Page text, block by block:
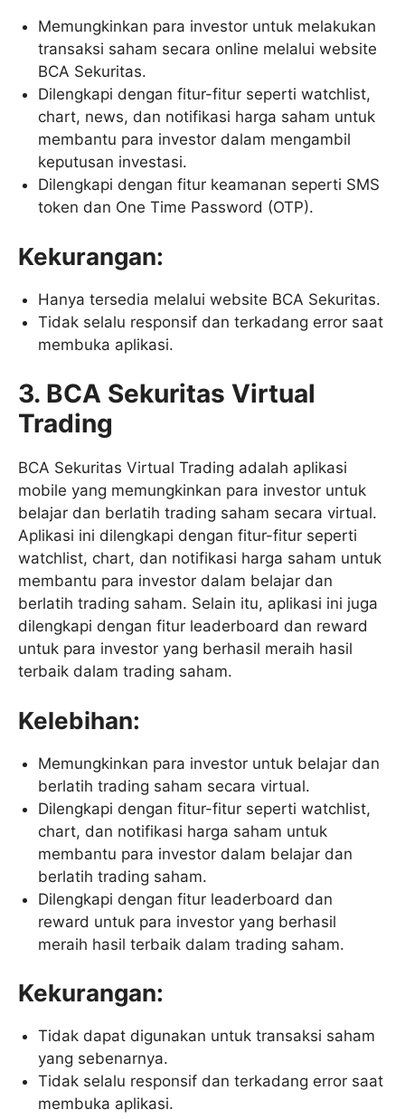
Memungkinkan para investor untuk melakukan
transaksi saham secara online melalui website
BCA Sekuritas.
Dilengkapi dengan fitur-fitur seperti watchlist,
chart, news, dan notifikasi harga saham untuk
membantu para investor dalam mengambil
keputusan investasi.
Dilengkapi dengan fitur keamanan seperti SMS
token dan One Time Password (OTP).
Kekurangan:
Hanya tersedia melalui website BCA Sekuritas.
Tidak selalu responsif dan terkadang error saat
membuka aplikasi.
3. BCA Sekuritas Virtual
Trading
BCA Sekuritas Virtual Trading adalah aplikasi
mobile yang memungkinkan para investor untuk
belajar dan berlatih trading saham secara virtual.
Aplikasi ini dilengkapi dengan fitur-fitur seperti
watchlist, chart, dan notifikasi harga saham untuk
membantu para investor dalam belajar dan
berlatih trading saham. Selain itu, aplikasi ini juga
dilengkapi dengan fitur leaderboard dan reward
untuk para investor yang berhasil meraih hasil
terbaik dalam trading saham.
Kelebihan:
Memungkinkan para investor untuk belajar dan
berlatih trading saham secara virtual.
Dilengkapi dengan fitur-fitur seperti watchlist,
chart, dan notifikasi harga saham untuk
membantu para investor dalam belajar dan
berlatih trading saham.
Dilengkapi dengan fitur leaderboard dan
reward untuk para investor yang berhasil
meraih hasil terbaik dalam trading saham.
Kekurangan:
Tidak dapat digunakan untuk transaksi saham
yang sebenarnya.
Tidak selalu responsif dan terkadang error saat
membuka aplikasi.